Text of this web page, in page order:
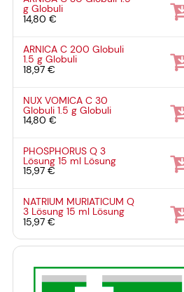
gGlobuli
14,80 €
ARNICA C 200 Globuli
1.5 gGlobuli
18,97 €
NUX VOMICA C 30
Globuli1.5 gGlobuli
14,80 €
PHOSPHORUS Q 3
Lösung15 ml Lösung
15,97 €
NATRIUM MURIATICUM Q
3 Lösung15 ml Lösung
15,97 €